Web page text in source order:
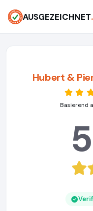
AUSGEZEICHNET
Hubert &
Basierend